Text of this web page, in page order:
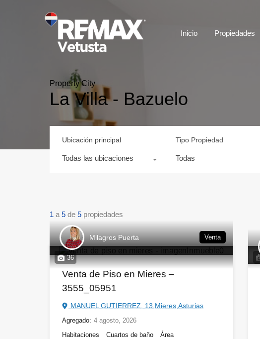
Inicio Propiedades
Property City
La Villa - Bazuelo
Ubicación principal
Todas las ubicaciones
Tipo Propiedad
Todas
1 a 5 de 5 propiedades
36
Milagros Puerta Venta
Venta de Piso en Mieres –
3555_05951
MANUEL GUTIERREZ, 13,Mieres,Asturias
Agregado: 4 agosto, 2026
Habitaciones
Cuartos de baño Área